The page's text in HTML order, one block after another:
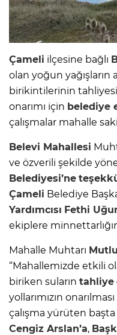
Çameli ilçesine bağlı
olan yoğun yağışların
birikintilerinin tahliyesi
onarımı için belediye
çalışmalar mahalle
Belevi Mahallesi
ve özverili şekilde
Belediyesi’ne
Çameli Belediye
Yardımcısı Fethi
ekiplere
Mahalle Muhtarı
“Mahallemizde etkili
biriken suların tahliye
yollarımızın
çalışma yürüten başta
Cengiz Arslan’a,